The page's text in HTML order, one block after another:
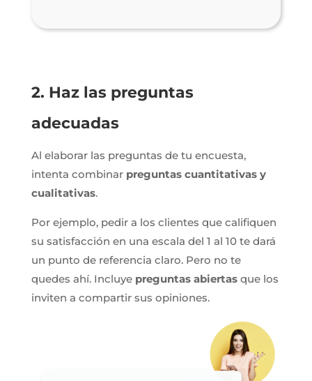
2. Haz las preguntas
adecuadas
Al elaborar las preguntas de tu encuesta,
intenta combinar preguntas cuantitativas y
cualitativas.
Por ejemplo, pedir a los clientes que califiquen
su satisfacción en una escala del 1 al 10 te dará
un punto de referencia claro. Pero no te
quedes ahí. Incluye preguntas abiertasque los
inviten a compartir sus opiniones.